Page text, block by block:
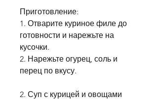
Приготовление:
1. Отварите куриное филе до
готовности и нарежьте на
кусочки.
2. Нарежьте огурец, соль и
перец по вкусу.
2. Суп с курицей и овощами